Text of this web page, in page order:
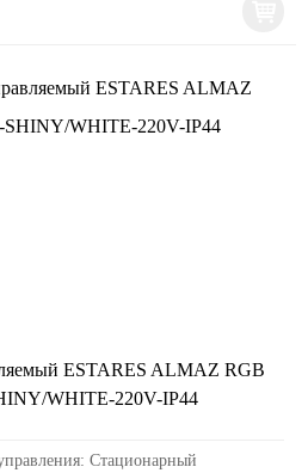
ESTARES ALMAZ RGB
WHITE-220V-IP44
Стационарный